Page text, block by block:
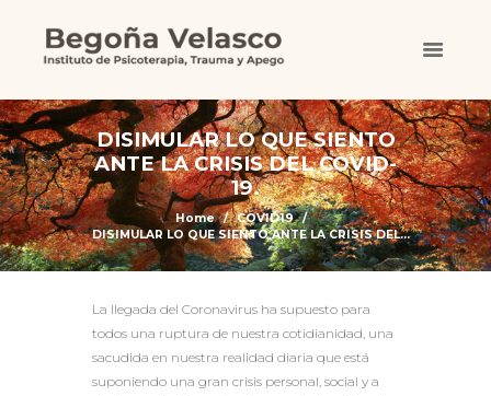
DISIMULAR LO QUE SIENTO
ANTE LA CRISIS DEL COVID-
19.
Home
COVID19
DISIMULAR LO QUE SIENTO ANTE LA CRISIS DEL...
La llegada del Coronavirus ha supuesto para
todos una ruptura de nuestra cotidianidad, una
sacudida en nuestra realidad diaria que está
suponiendo una gran crisis personal, social y a